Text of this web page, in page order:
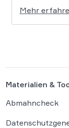
die Antwort,
sind: Ein
Mehr
Materialien &
Abmahncheck